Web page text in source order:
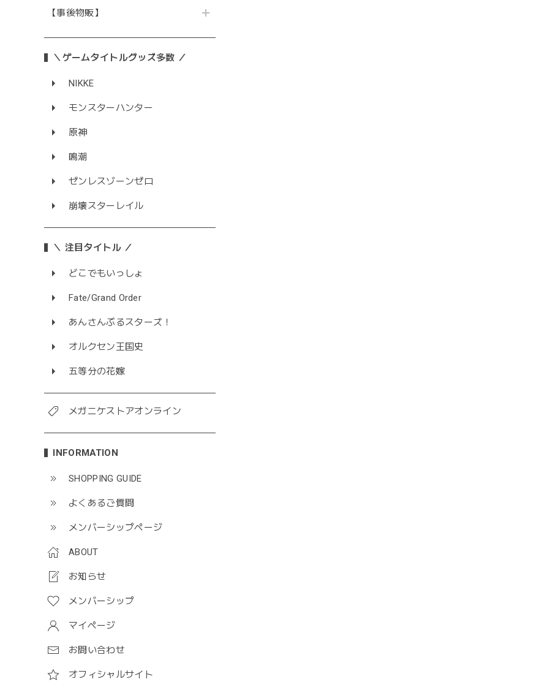
【事後物販】
＼ゲームタイトルグッズ多数 ／
NIKKE
モンスターハンター
原神
鳴潮
ゼンレスゾーンゼロ
崩壊スターレイル
＼ 注目タイトル ／
どこでもいっしょ
Fate/Grand Order
あんさんぶるスターズ！
オルクセン王国史
五等分の花嫁
メガニケストアオンライン
INFORMATION
SHOPPING GUIDE
よくあるご質問
メンバーシップページ
ABOUT
お知らせ
メンバーシップ
マイページ
お問い合わせ
オフィシャルサイト